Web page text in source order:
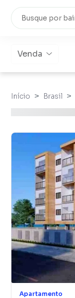
Venda
Início Brasil
Apartamento